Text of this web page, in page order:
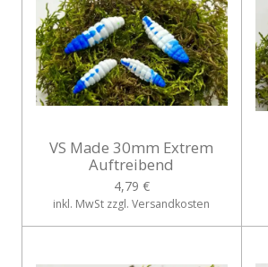
VS Made 30mm Extrem
Auftreibend
4,79 €
inkl. MwSt zzgl. Versandkosten